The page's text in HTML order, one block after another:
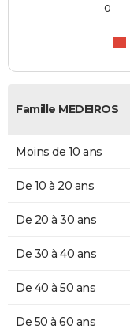
0
Famille MEDEIROS
Moins de 10 ans
De 10 à 20 ans
De 20 à 30 ans
De 30 à 40 ans
De 40 à 50 ans
De 50 à 60 ans